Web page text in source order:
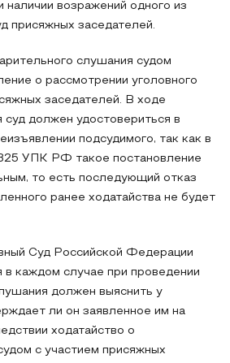
наличии возражений одного из
присяжных заседателей.
слушания судом
о рассмотрении уголовного
заседателей. В ходе
суд должен удостовериться в
подсудимого, так как в
325 УПК РФ такое постановление
то есть последующий отказ
ранее ходатайства не будет
Суд Российской Федерации
в каждом случае при проведении
должен выяснить у
ли он заявленное им на
ходатайство о
с участием присяжных